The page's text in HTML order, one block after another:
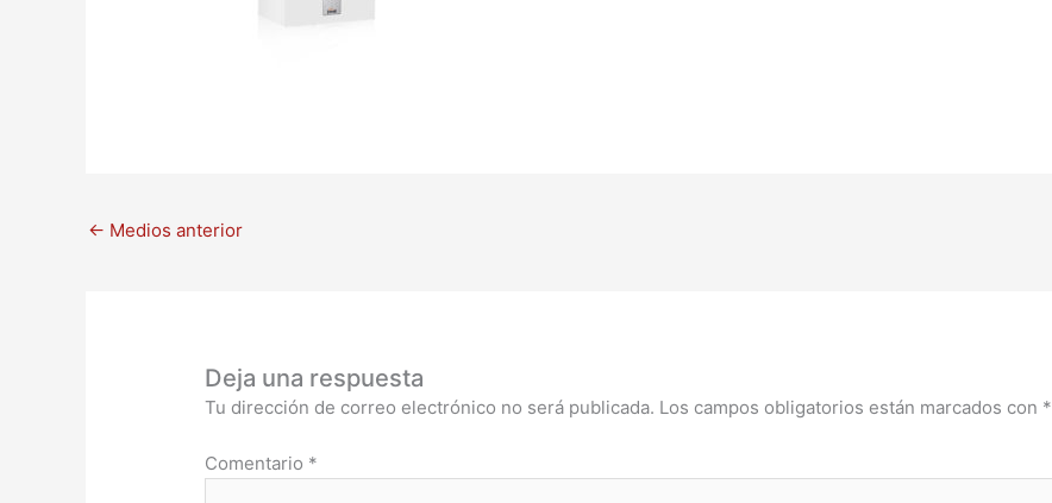
← Medios anterior
Deja una respuesta
Tu dirección de correo electrónico no será publicada. Los campos obligatorios están marcados con *
Comentario *